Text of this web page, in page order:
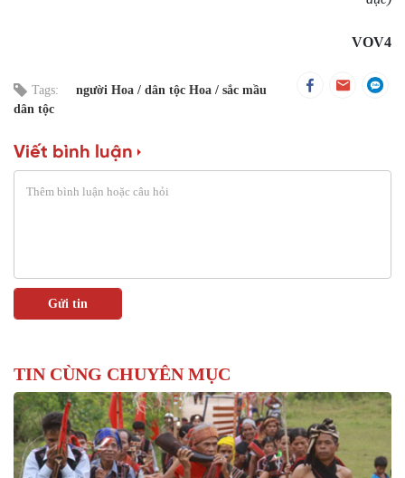
VOV4
Tags: người Hoa dân tộc Hoa
sắc mầu
dân tộc
Viết bình luận
TIN CÙNG CHUYÊN MỤC